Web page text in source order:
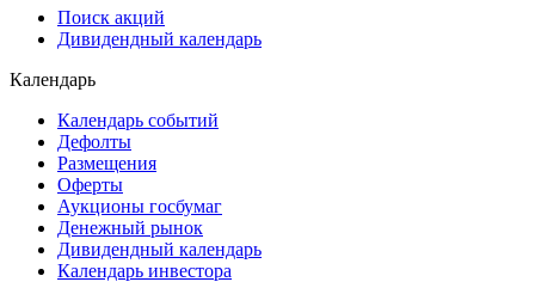
Поиск акций
Дивидендный календарь
Календарь
Календарь событий
Дефолты
Размещения
Оферты
Аукционы госбумаг
Денежный рынок
Дивидендный календарь
Календарь инвестора